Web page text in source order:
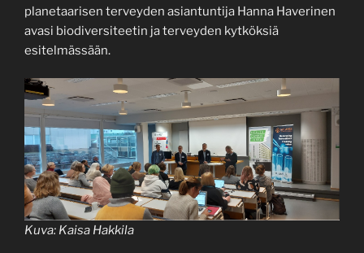
planetaarisen terveyden asiantuntija Hanna Haverinen
avasi biodiversiteetin ja terveyden kytköksiä
esitelmässään.
Kuva: Kaisa Hakkila